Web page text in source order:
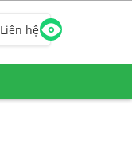
Liên hệ